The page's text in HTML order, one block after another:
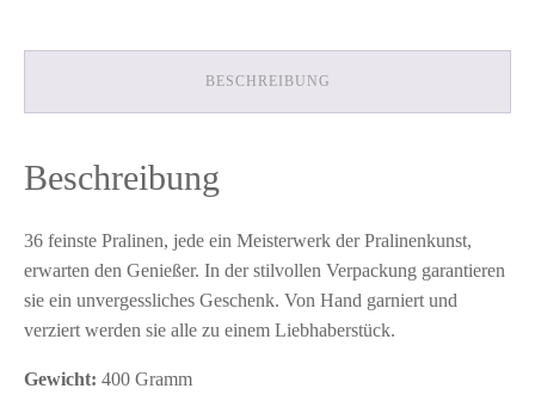
BESCHREIBUNG
Beschreibung
36 feinste Pralinen, jede ein Meisterwerk der Pralinenkunst,
erwarten den Genießer. In der stilvollen Verpackung garantieren
sie ein unvergessliches Geschenk. Von Hand garniert und
verziert werden sie alle zu einem Liebhaberstück.
Gewicht: 400 Gramm